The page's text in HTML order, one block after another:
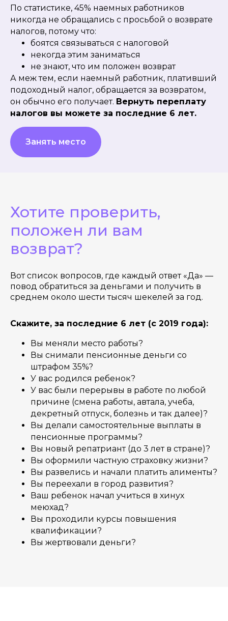
По статистике, 45% наемных работников
никогда не обращались с просьбой о возврате
налогов, потому что:
боятся связываться с налоговой
некогда этим заниматься
не знают, что им положен возврат
А меж тем, если наемный работник, плативший
подоходный налог, обращается за возвратом,
он обычно его получает. Вернуть переплату
налогов вы можете за последние 6 лет.
Занять место
Хотите проверить,
положен ли вам
возврат?
Вот список вопросов, где каждый ответ «Да» —
повод обратиться за деньгами и получить в
среднем около шести тысяч шекелей за год.
Скажите, за последние 6 лет (с 2019 года):
Вы меняли место работы?
Вы снимали пенсионные деньги со
штрафом 35%?
У вас родился ребенок?
У вас были перерывы в работе по любой
причине (смена работы, автала, учеба,
декретный отпуск, болезнь и так далее)?
Вы делали самостоятельные выплаты в
пенсионные программы?
Вы новый репатриант (до 3 лет в стране)?
Вы оформили частную страховку жизни?
Вы развелись и начали платить алименты?
Вы переехали в город развития?
Ваш ребенок начал учиться в хинух
меюхад?
Вы проходили курсы повышения
квалификации?
Вы жертвовали деньги?